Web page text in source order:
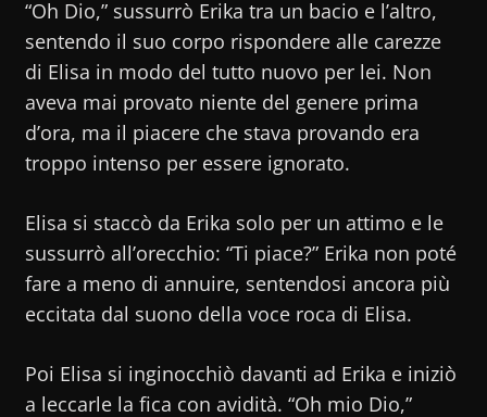
“Oh Dio,” sussurrò Erika tra un bacio e l’altro,
sentendo il suo corpo rispondere alle carezze
di Elisa in modo del tutto nuovo per lei. Non
aveva mai provato niente del genere prima
d’ora, ma il piacere che stava provando era
troppo intenso per essere ignorato.
Elisa si staccò da Erika solo per un attimo e le
sussurrò all’orecchio: “Ti piace?” Erika non poté
fare a meno di annuire, sentendosi ancora più
eccitata dal suono della voce roca di Elisa.
Poi Elisa si inginocchiò davanti ad Erika e iniziò
a leccarle la fica con avidità. “Oh mio Dio,”